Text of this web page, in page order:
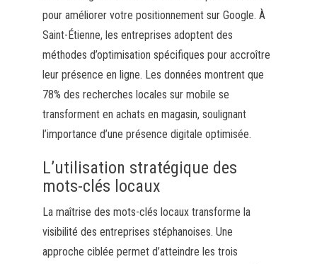
pour améliorer votre positionnement sur Google. À
Saint-Étienne, les entreprises adoptent des
méthodes d’optimisation spécifiques pour accroître
leur présence en ligne. Les données montrent que
78% des recherches locales sur mobile se
transforment en achats en magasin, soulignant
l’importance d’une présence digitale optimisée.
L’utilisation stratégique des
mots-clés locaux
La maîtrise des mots-clés locaux transforme la
visibilité des entreprises stéphanoises. Une
approche ciblée permet d’atteindre les trois